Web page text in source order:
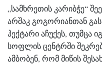
„სამხრეთის კარიბჭე“
არშაკ გოგორიანთან
ჰექტარი აჩუქეს, თუმცა
სოფლის ცენტრში
ამბობენ, რომ მიწის